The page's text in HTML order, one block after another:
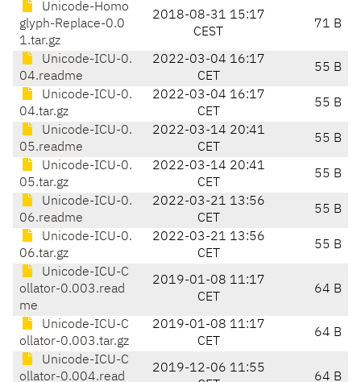
Unicode-Homo
glyph-Replace-0.0
1.tar.gz
2018-08-31 15:17
CEST
71 B
Unicode-ICU-0.
04.readme
2022-03-04 16:17
CET
55 B
Unicode-ICU-0.
04.tar.gz
2022-03-04 16:17
CET
55 B
Unicode-ICU-0.
05.readme
2022-03-14 20:41
CET
55 B
Unicode-ICU-0.
05.tar.gz
2022-03-14 20:41
CET
55 B
Unicode-ICU-0.
06.readme
2022-03-21 13:56
CET
55 B
Unicode-ICU-0.
06.tar.gz
2022-03-21 13:56
CET
55 B
Unicode-ICU-C
ollator-0.003.read
me
2019-01-08 11:17
CET
64 B
Unicode-ICU-C
ollator-0.003.tar.gz
2019-01-08 11:17
CET
64 B
Unicode-ICU-C
ollator-0.004.read
2019-12-06 11:55
64 B